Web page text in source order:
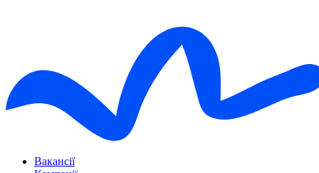
Вакансії